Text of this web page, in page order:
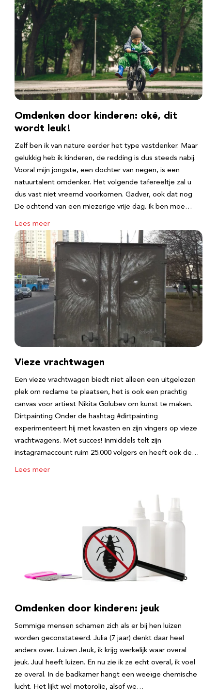
Omdenken door kinderen: oké, dit
wordt leuk!
Zelf ben ik van nature eerder het type vastdenker. Maar
gelukkig heb ik kinderen, de redding is dus steeds nabij.
Vooral mijn jongste, een dochter van negen, is een
natuurtalent omdenker. Het volgende tafereeltje zal u
dus vast niet vreemd voorkomen. Gadver, ook dat nog
De ochtend van een miezerige vrije dag. Ik ben moe…
Lees meer
Vieze vrachtwagen
Een vieze vrachtwagen biedt niet alleen een uitgelezen
plek om reclame te plaatsen, het is ook een prachtig
canvas voor artiest Nikita Golubev om kunst te maken.
Dirtpainting Onder de hashtag #dirtpainting
experimenteert hij met kwasten en zijn vingers op vieze
vrachtwagens. Met succes! Inmiddels telt zijn
instagramaccount ruim 25.000 volgers en heeft ook de…
Lees meer
Omdenken door kinderen: jeuk
Sommige mensen schamen zich als er bij hen luizen
worden geconstateerd. Julia (7 jaar) denkt daar heel
anders over. Luizen Jeuk, ik krijg werkelijk waar overal
jeuk. Juul heeft luizen. En nu zie ik ze echt overal, ik voel
ze overal. In de badkamer hangt een weeïge chemische
lucht. Het lijkt wel motorolie, alsof we…